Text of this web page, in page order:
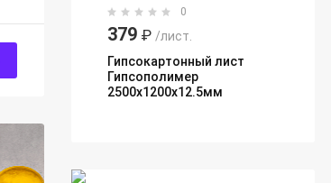
0
379 ₽ /лист.
Гипсокартонный лист
Гипсополимер
2500х1200х12.5мм